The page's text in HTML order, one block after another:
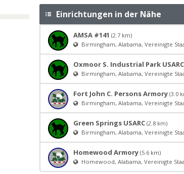
Einrichtungen in der Nähe
AMSA #141 (2.7 km)
Birmingham, Alabama, Vereinigte
Oxmoor S. Industrial Park USARC
Birmingham, Alabama, Vereinigte
Fort John C. Persons Armory (3.0
Birmingham, Alabama, Vereinigte
Green Springs USARC (2.8 km)
Birmingham, Alabama, Vereinigte
Homewood Armory (5.6 km)
Homewood, Alabama, Vereinigte